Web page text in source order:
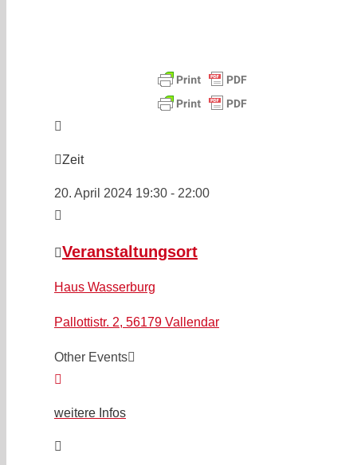
Zeit
20. April 2024 19:30 - 22:00
Veranstaltungsort
Haus Wasserburg
Pallottistr. 2, 56179 Vallendar
Other Events
weitere Infos